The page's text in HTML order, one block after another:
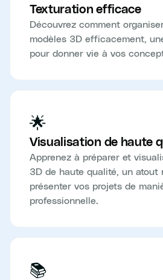
Texturation efficace
Découvrez comment
modèles 3D efficacement,
pour donner vie à vos
🌟
Visualisation de haute
Apprenez à préparer et
3D de haute qualité, un atout
présenter vos projets de
professionnelle.
📚